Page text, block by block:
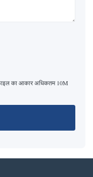
का आकार अधिकतम 10M